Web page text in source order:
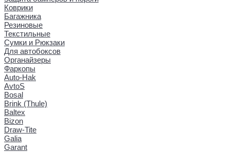
Коврики
Багажника
Резиновые
Текстильные
Сумки и Рюкзаки
Для автобоксов
Органайзеры
Фаркопы
Auto-Hak
AvtoS
Bosal
Brink (Thule)
Baltex
Bizon
Draw-Tite
Galia
Garant